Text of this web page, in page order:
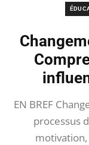
EN BREF
processus